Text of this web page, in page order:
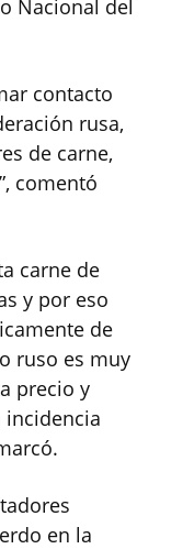
Nacional del
contacto
rusa,
de carne,
comentó
carne de
y por eso
de
ruso es muy
precio y
incidencia
en la